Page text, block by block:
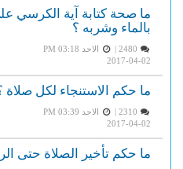
ما صحة كتابة آية الكرسي
بالماء وشربه ؟
الاحد PM 03:18
2017-04-02
ما حكم الاستنجاء لكل صلاة
الاحد PM 03:39
2017-04-02
ما حكم تأخير الصلاة حتى